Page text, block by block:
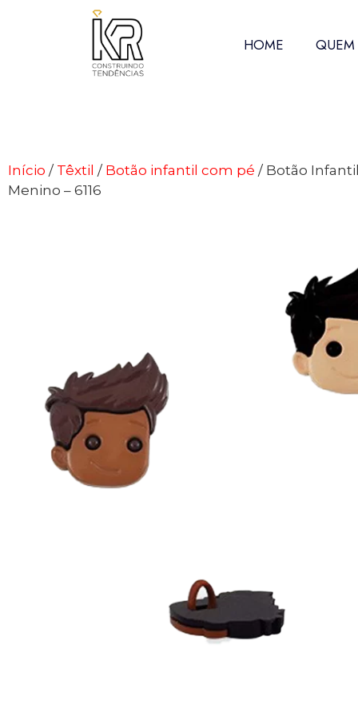
HOME
Início / Têxtil / Botão infantil com pé / Botão
Menino – 6116